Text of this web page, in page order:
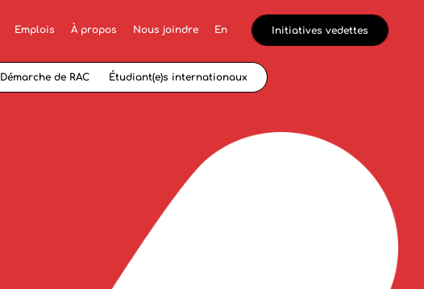
Emplois À propos Nous joindre En Initiatives vedettes
Démarche de RAC Étudiant(e)s internationaux